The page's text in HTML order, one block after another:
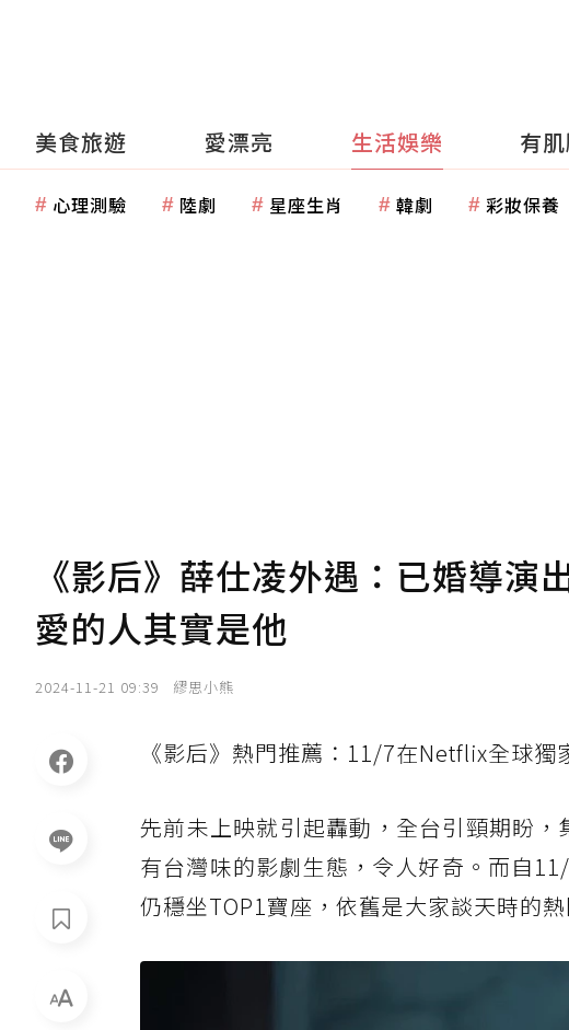
美食旅遊 愛漂亮 生活娛樂 有
心理測驗 陸劇 星座生肖 韓劇 彩妝保養
《影后》薛仕凌外遇：已婚導
愛的人其實是他
2024-11-21 09:39 繆思小熊
《影后》熱門推薦：11/7在Netflix全球獨
先前未上映就引起轟動，全台引頸期盼
有台灣味的影劇生態，令人好奇。而自
仍穩坐TOP1寶座，依舊是大家談天時的